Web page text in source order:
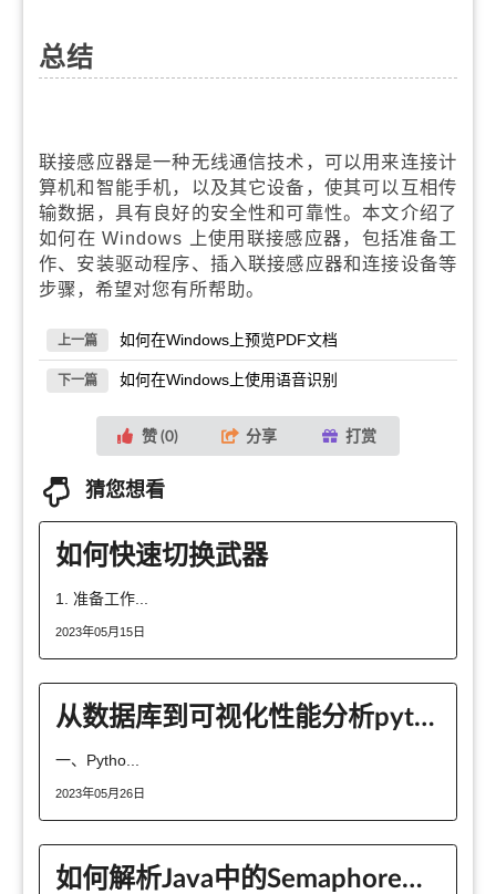
总结
联接感应器是一种无线通信技术，可以用来连接计
算机和智能手机，以及其它设备，使其可以互相传
输数据，具有良好的安全性和可靠性。本文介绍了
如何在 Windows 上使用联接感应器，包括准备工
作、安装驱动程序、插入联接感应器和连接设备等
步骤，希望对您有所帮助。
上一篇 如何在Windows上预览PDF文档
下一篇 如何在Windows上使用语音识别
赞 (0) 分享 打赏
猜您想看
如何快速切换武器
1. 准备工作...
2023年05月15日
从数据库到可视化性能分析python
一、Pytho...
2023年05月26日
如何解析Java中的Semaphore信号量